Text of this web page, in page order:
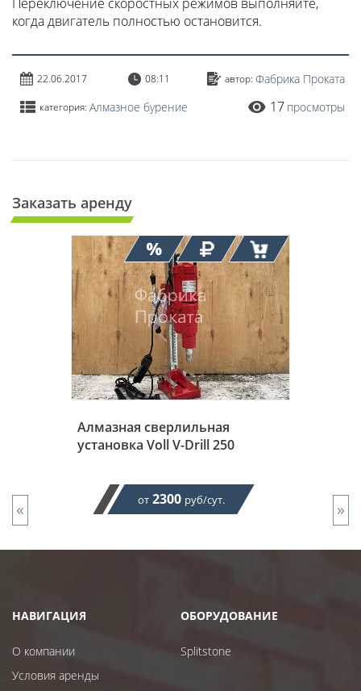
когда двигатель полностью остановится.
22.06.2017 08:11 автор: Фабрика Проката
категория: Алмазное бурение 17 просмотры
Заказать аренду
Алмазная сверлильная
установка Voll V-Drill 250
от 2300 руб/сут.
« »
НАВИГАЦИЯ
О компании
Условия аренды
ОБОРУДОВАНИЕ
Splitstone